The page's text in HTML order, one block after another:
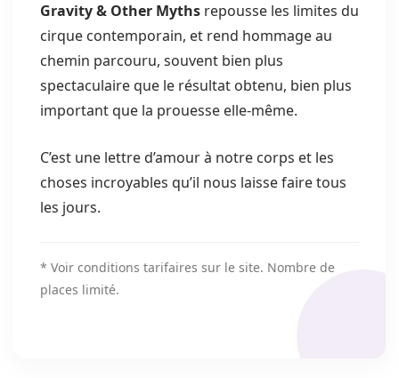
Gravity & Other Myths repousse les limites du
cirque contemporain, et rend hommage au
chemin parcouru, souvent bien plus
spectaculaire que le résultat obtenu, bien plus
important que la prouesse elle-même.
C’est une lettre d’amour à notre corps et les
choses incroyables qu’il nous laisse faire tous
les jours.
* Voir conditions tarifaires sur le site. Nombre de
places limité.